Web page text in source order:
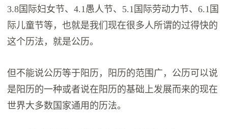
3.8国际妇女节‬、4.1愚人节‬、5.1国际劳动力节、6.1国
际儿童节‬等‬，也就是‬我们现在‬很多人‬所谓‬的‬过‬得‬快‬的‬
这个‬历法‬，就是‬公历‬。
但不能说公历等于阳历，阳历的范围广，公历可以说
是阳历的一种或者说在阳历的基础上发展而来的现在
世界大多数国家通用的历法。